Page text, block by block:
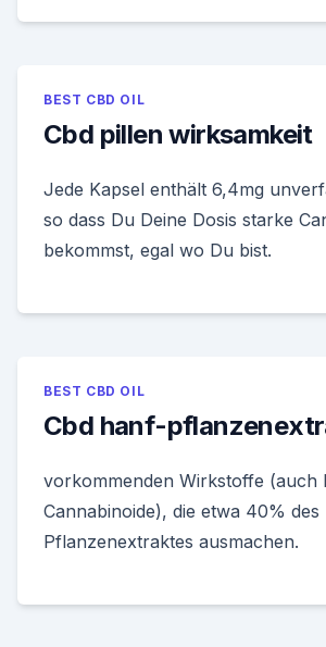
BEST CBD OIL
Cbd pillen wirksamkeit
Jede Kapsel enthält 6,4mg
so dass Du Deine Dosis starke
bekommst, egal wo Du bist.
BEST CBD OIL
Cbd hanf-
vorkommenden Wirkstoffe (auch
Cannabinoide), die etwa 40% des
Pflanzenextraktes ausmachen.